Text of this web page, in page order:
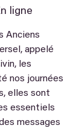
ligne
Anciens
appelé
les
nos journées
elles sont
essentiels
messages